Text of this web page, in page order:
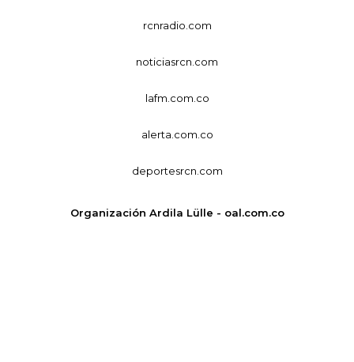
rcnradio.com
noticiasrcn.com
lafm.com.co
alerta.com.co
deportesrcn.com
Organización Ardila Lülle - oal.com.co